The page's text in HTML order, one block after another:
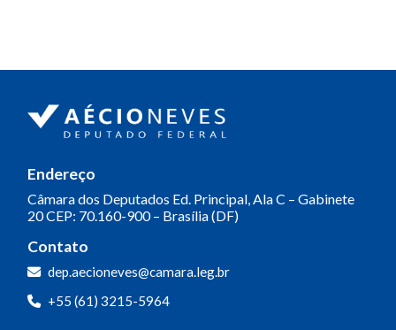
Endereço
Câmara dos Deputados Ed. Principal, Ala C – Gabinete
20CEP: 70.160-900 – Brasília (DF)
Contato
dep.aecioneves@camara.leg.br
+55 (61) 3215-5964